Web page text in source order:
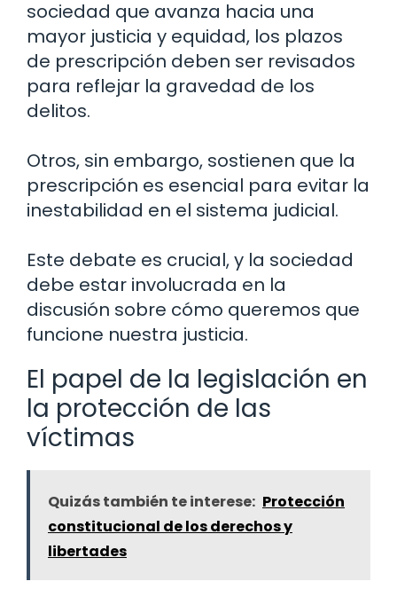
sociedad que avanza hacia una
mayor justicia y equidad, los plazos
de prescripción deben ser revisados
para reflejar la gravedad de los
delitos.
Otros, sin embargo, sostienen que la
prescripción es esencial para evitar la
inestabilidad en el sistema judicial.
Este debate es crucial, y la sociedad
debe estar involucrada en la
discusión sobre cómo queremos que
funcione nuestra justicia.
El papel de la legislación en
la protección de las
víctimas
Quizás también te interese: Protección
constitucional de los derechos y
libertades